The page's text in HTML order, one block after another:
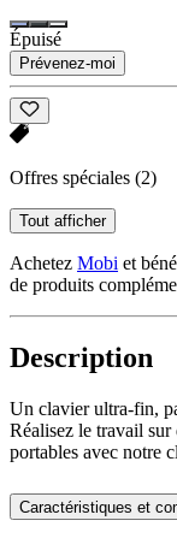
Épuisé
Prévenez-moi
Offres spéciales (2)
Tout afficher
Achetez Mobi et
de produits
Description
Un clavier ultra-fin,
Réalisez le travail sur
portables avec notre
Caractéristiques et